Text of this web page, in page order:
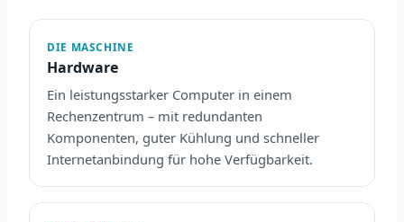
DIE MASCHINE
Hardware
Ein leistungsstarker Computer in einem
Rechenzentrum – mit redundanten
Komponenten, guter Kühlung und schneller
Internetanbindung für hohe Verfügbarkeit.